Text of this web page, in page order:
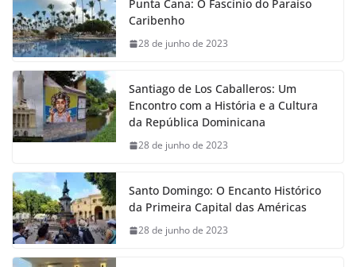
Punta Cana: O Fascínio do Paraíso
Caribenho
28 de junho de 2023
Santiago de Los Caballeros: Um
Encontro com a História e a Cultura
da República Dominicana
28 de junho de 2023
Santo Domingo: O Encanto Histórico
da Primeira Capital das Américas
28 de junho de 2023